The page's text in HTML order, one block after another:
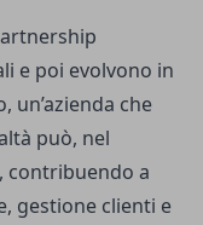
e poi evolvono in
un’azienda che
può, nel
contribuendo a
gestione clienti e